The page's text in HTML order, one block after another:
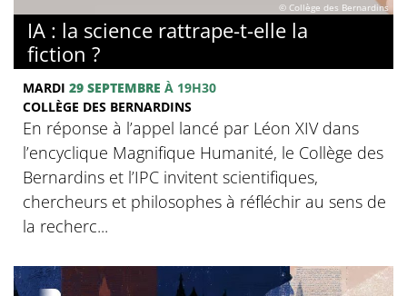
© Collège des Bernardins
IA : la science rattrape-t-elle la
fiction ?
MARDI 29 SEPTEMBRE À 19H30
COLLÈGE DES BERNARDINS
En réponse à l’appel lancé par Léon XIV dans
l’encyclique Magnifique Humanité, le Collège des
Bernardins et l’IPC invitent scientifiques,
chercheurs et philosophes à réfléchir au sens de
la recherc...